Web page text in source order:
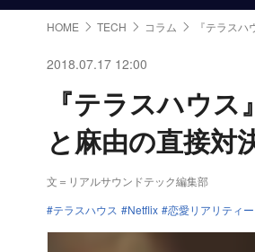
HOME TECH コラム 『テラス
2018.07.17 12:00
『テラスハウ
と麻由の直接対
文＝リアルサウンドテック編集部
テラスハウス
Netflix 恋愛リアリティ